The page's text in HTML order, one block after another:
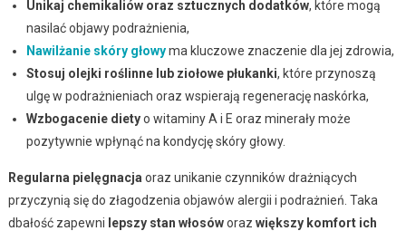
Unikaj chemikaliów oraz sztucznych dodatków, które mogą
nasilać objawy podrażnienia,
Nawilżanie skóry głowyma kluczowe znaczenie dla jej zdrowia,
Stosuj olejki roślinne lub ziołowe płukanki, które przynoszą
ulgę w podrażnieniach oraz wspierają regenerację naskórka,
Wzbogacenie dietyo witaminy A i E oraz minerały może
pozytywnie wpłynąć na kondycję skóry głowy.
Regularna pielęgnacja oraz unikanie czynników drażniących
przyczynią się do złagodzenia objawów alergii i podrażnień. Taka
dbałość zapewni lepszy stan włosóworaz większy komfort ich